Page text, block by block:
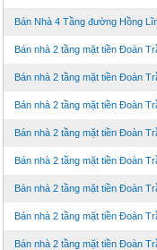
Bán Nhà 4 Tầng đường Hồng
Bán nhà 2 tầng mặt tiền Đoàn
Bán nhà 2 tầng mặt tiền Đoàn
Bán nhà 2 tầng mặt tiền Đoàn
Bán nhà 2 tầng mặt tiền Đoàn
Bán nhà 2 tầng mặt tiền Đoàn
Bán nhà 2 tầng mặt tiền Đoàn
Bán nhà 2 tầng mặt tiền Đoàn
Bán nhà 2 tầng mặt tiền Đoàn